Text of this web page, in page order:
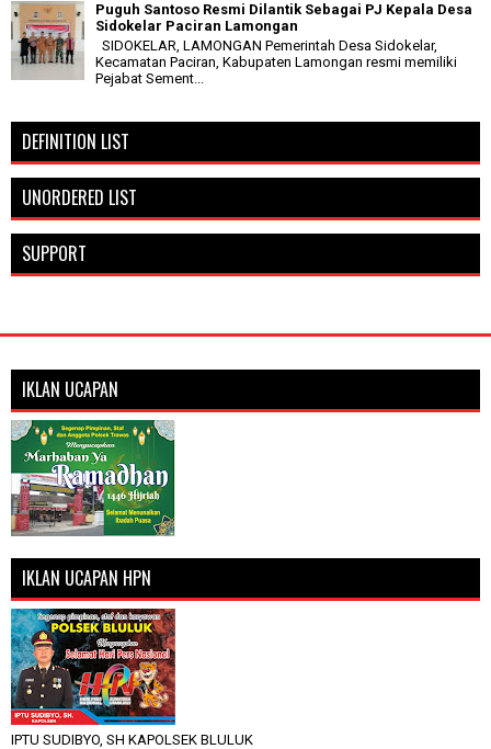
Puguh Santoso Resmi Dilantik Sebagai PJ Kepala Desa
Sidokelar Paciran Lamongan
SIDOKELAR, LAMONGAN Pemerintah Desa Sidokelar,
Kecamatan Paciran, Kabupaten Lamongan resmi memiliki
Pejabat Sement...
DEFINITION LIST
UNORDERED LIST
SUPPORT
IKLAN UCAPAN
IKLAN UCAPAN HPN
IPTU SUDIBYO, SH KAPOLSEK BLULUK